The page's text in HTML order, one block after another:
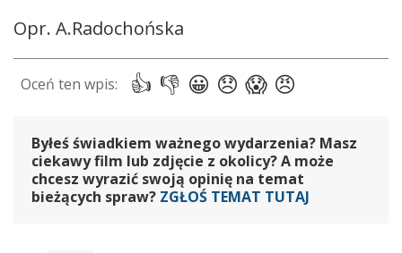
Opr. A.Radochońska
Byłeś świadkiem ważnego wydarzenia? Masz
ciekawy film lub zdjęcie z okolicy? A może
chcesz wyrazić swoją opinię na temat
bieżących spraw? ZGŁOŚ TEMAT TUTAJ